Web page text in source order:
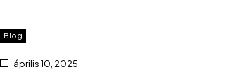
Blog
április 10, 2025